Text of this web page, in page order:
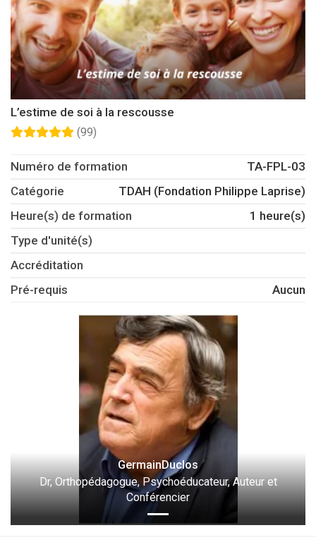
L’estime de soi à la rescousse
(99)
Numéro de formation
TA-FPL-03
Catégorie
TDAH (Fondation Philippe Laprise)
Heure(s) de formation
1 heure(s)
Type d'unité(s)
Accréditation
Pré-requis
Aucun
GermainDuclos
Dr, Orthopédagogue, Psychoéducateur, Auteur et
Conférencier